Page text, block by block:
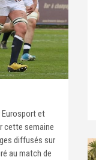
Eurosport et
cette semaine
diffusés sur
au match de